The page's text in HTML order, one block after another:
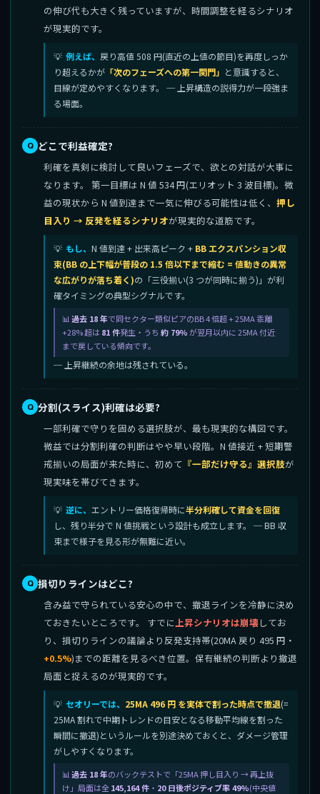
の伸び代も大きく残っていますが、時間調整を経るシナリオ
が現実的です。
例えば、 戻り高値 508 円(直近の上値の節目)を再度しっか
り超えるかが 「次のフェーズへの第一関門」 と意識すると、
目線が定めやすくなります。 ─ 上昇構造の説得力が一段強ま
る場面。
どこで利益確定?
利確を真剣に検討して良いフェーズで、欲との対話が大事に
なります。 第一目標は N 値 534 円(エリオット 3 波目標)。微
益の現状から N 値到達まで一気に伸びる可能性は低く、 押し
目入り → 反発を経るシナリオが現実的な道筋です。
もし、 N 値到達 + 出来高ピーク + BB エクスパンション収
束(BB の上下幅が普段の 1.5 倍以下まで縮む = 値動きの異常
な広がりが落ち着く)の「三役揃い(3 つが同時に揃う)」が利
確タイミングの典型シグナルです。
過去 18 年で同セクター類似ピアのBB 4 倍超 + 25MA 乖離
+28% 超は 81 件発生・うち 約 79%が翌月以内に 25MA 付近
まで戻している傾向です。
─ 上昇継続の余地は残されている。
分割(スライス)利確は必要?
一部利確で守りを固める選択肢が、最も現実的な構図です。
微益では分割利確の判断はやや早い段階。N 値接近 + 短期警
戒揃いの局面が来た時に、初めて 『一部だけ守る』選択肢が
現実味を帯びてきます。
逆に、 エントリー価格復帰時に半分利確して資金を回復
し、残り半分で N 値挑戦という設計も成立します。 ─ BB 収
束まで様子を見る形が無難に近い。
損切りラインはどこ?
含み益で守られている安心の中で、撤退ラインを冷静に決め
ておきたいところです。 すでに上昇シナリオは崩壊 してお
り、損切りラインの議論より反発支持帯(20MA 戻り 495 円・
+0.5%)までの距離を見るべき位置。保有継続の判断より撤退
局面と捉えるのが現実的です。
セオリーでは、 25MA 496 円 を実体で割った時点で撤退(=
25MA 割れで中期トレンドの目安となる移動平均線を割った
瞬間に撤退)というルールを別途決めておくと、ダメージ管理
がしやすくなります。
過去 18 年のバックテストで「25MA 押し目入り → 再上抜
け」局面は全145,164 件 ・ 20 日後ポジティブ率 49%(中央値